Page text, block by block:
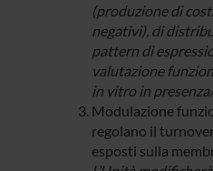
(produzione di
negativi), di
pattern di
valutazione
in vitro in
Modulazione
regolano il
esposti sulla